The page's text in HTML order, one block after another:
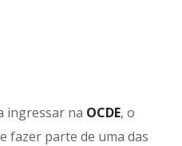
ingressar na OCDE, o
fazer parte de uma das